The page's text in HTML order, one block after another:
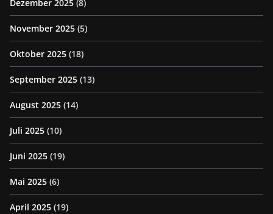
Dezember 2025 (8)
November 2025 (5)
Oktober 2025 (18)
September 2025 (13)
August 2025 (14)
Juli 2025 (10)
Juni 2025 (19)
Mai 2025 (6)
April 2025 (19)